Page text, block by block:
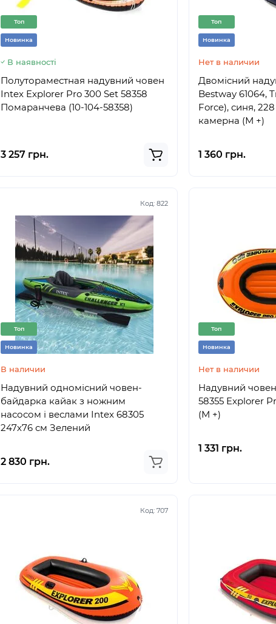
Топ
Новинка
В наявності
Полутораместная надувний човен
Intex Explorer Pro 300 Set 58358
Помаранчева (10-104-58358)
3 257 грн.
Топ
Новинка
Нет в наличии
Двомісний
Bestway 61064,
Force), синя, 228
камерна (М +)
1 360 грн.
Код: 822
Топ
Новинка
В наличии
Надувний одномісний човен-
байдарка кайак з ножним
насосом і веслами Intex 68305
247х76 см Зелений
2 830 грн.
Топ
Новинка
Нет в наличии
Надувний
58355 Explorer
(М +)
1 331 грн.
Код: 707